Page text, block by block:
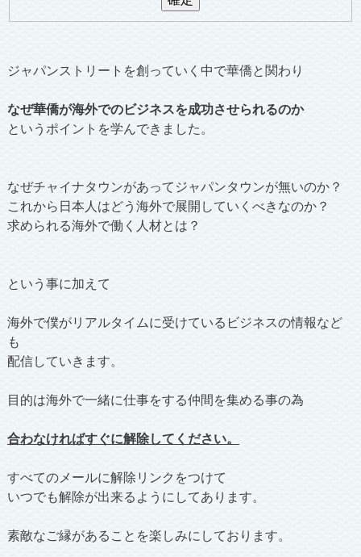
ジャパンストリートを創っていく中で華僑と関わり
なぜ華僑が海外でのビジネスを成功させられるのか
というポイントを学んできました。
なぜチャイナタウンがあってジャパンタウンが無いのか？
これから日本人はどう海外で展開していくべきなのか？
求められる海外で働く人材とは？
という事に加えて
海外で僕がリアルタイムに受けているビジネスの情報など
も
配信していきます。
目的は海外で一緒に仕事をする仲間を集める事の為
合わなければすぐに解除してください。
すべてのメールに解除リンクをつけて
いつでも解除が出来るようにしてあります。
素敵なご縁があることを楽しみにしております。